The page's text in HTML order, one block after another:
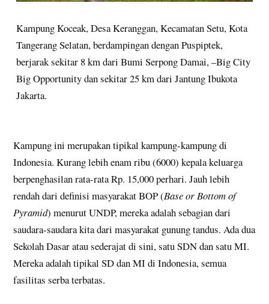
Kampung Koceak, Desa Keranggan, Kecamatan Setu, Kota
Tangerang Selatan, berdampingan dengan Puspiptek,
berjarak sekitar 8 km dari Bumi Serpong Damai, –Big City
Big Opportunity dan sekitar 25 km dari Jantung Ibukota
Jakarta.
Kampung ini merupakan tipikal kampung-kampung di
Indonesia. Kurang lebih enam ribu (6000) kepala keluarga
berpenghasilan rata-rata Rp. 15,000 perhari. Jauh lebih
rendah dari definisi masyarakat BOP (Base or Bottom of
Pyramid) menurut UNDP, mereka adalah sebagian dari
saudara-saudara kita dari masyarakat gunung tandus. Ada dua
Sekolah Dasar atau sederajat di sini, satu SDN dan satu MI.
Mereka adalah tipikal SD dan MI di Indonesia, semua
fasilitas serba terbatas.